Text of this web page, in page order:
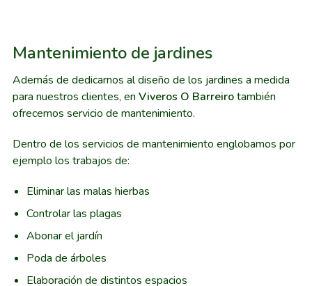
Mantenimiento de jardines
Además de dedicarnos al diseño de los jardines a medida
para nuestros clientes, en Viveros O Barreirotambién
ofrecemos servicio de mantenimiento.
Dentro de los servicios de mantenimiento englobamos por
ejemplo los trabajos de:
Eliminar las malas hierbas
Controlar las plagas
Abonar el jardín
Poda de árboles
Elaboración de distintos espacios